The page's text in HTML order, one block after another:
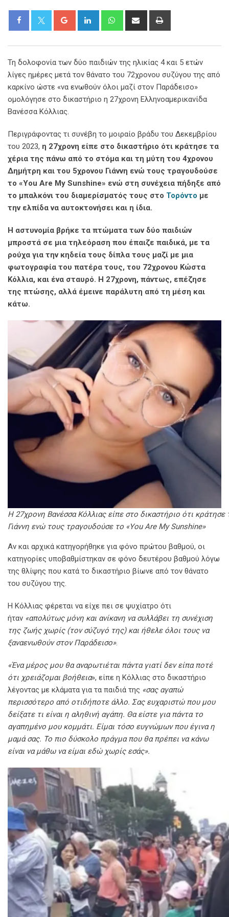
Google+ LinkedIn WhatsappShare
Τη δολοφονία των δύο παιδιών της ηλικίας 4 και 5 ετών
λίγες ημέρες μετά τον θάνατο του 72χρονου συζύγου της από
καρκίνο ώστε «να ενωθούν όλοι μαζί στον Παράδεισο»
ομολόγησε στο δικαστήριο η 27χρονη Ελληνοαμερικανίδα
Βανέσσα Κόλλιας.
Περιγράφοντας τι συνέβη το μοιραίο βράδυ του Δεκεμβρίου
του 2023, η 27χρονη είπε στο δικαστήριο ότι κράτησε τα
χέρια της πάνω από το στόμα και τη μύτη του 4χρονου
Δημήτρη και του 5χρονου Γιάννη ενώ τους τραγουδούσε
το «You Are My Sunshine» ενώ στη συνέχεια πήδηξε από
το μπαλκόνι του διαμερίσματός τους στο Τορόντο με
την ελπίδα να αυτοκτονήσει και η ίδια.
Η αστυνομία βρήκε τα πτώματα των δύο παιδιών
μπροστά σε μια τηλεόραση που έπαιζε παιδικά, με τα
ρούχα για την κηδεία τους δίπλα τους μαζί με μια
φωτογραφία του πατέρα τους, του 72χρονου Κώστα
Κόλλια, και ένα σταυρό. Η 27χρονη, πάντως, επέζησε
της πτώσης, αλλά έμεινε παράλυτη από τη μέση και
κάτω.
Η 27χρονη Βανέσσα Κόλλιας είπε στο δικαστήριο ότι
Γιάννη ενώ τους τραγουδούσε το «You Are My Sunshine»
Αν και αρχικά κατηγορήθηκε για φόνο πρώτου βαθμού, οι
κατηγορίες υποβαθμίστηκαν σε φόνο δευτέρου βαθμού λόγω
της θλίψης που κατά το δικαστήριο βίωνε από τον θάνατο
του συζύγου της.
Η Κόλλιας φέρεται να είχε πει σε ψυχίατρο ότι
ήταν «απολύτως μόνη και ανίκανη να συλλάβει τη συνέχιση
της ζωής χωρίς (τον σύζυγό της) και ήθελε όλοι τους να
ξαναενωθούν στον Παράδεισο».
«Ένα μέρος μου θα αναρωτιέται πάντα γιατί δεν είπα ποτέ
ότι χρειάζομαι βοήθεια», είπε η Κόλλιας στο δικαστήριο
λέγοντας με κλάματα για τα παιδιά της «σας αγαπώ
περισσότερο από οτιδήποτε άλλο. Σας ευχαριστώ που μου
δείξατε τι είναι η αληθινή αγάπη. Θα είστε για πάντα το
αγαπημένο μου κομμάτι. Είμαι τόσο ευγνώμων που έγινα η
μαμά σας. Το πιο δύσκολο πράγμα που θα πρέπει να κάνω
είναι να μάθω να είμαι εδώ χωρίς εσάς».